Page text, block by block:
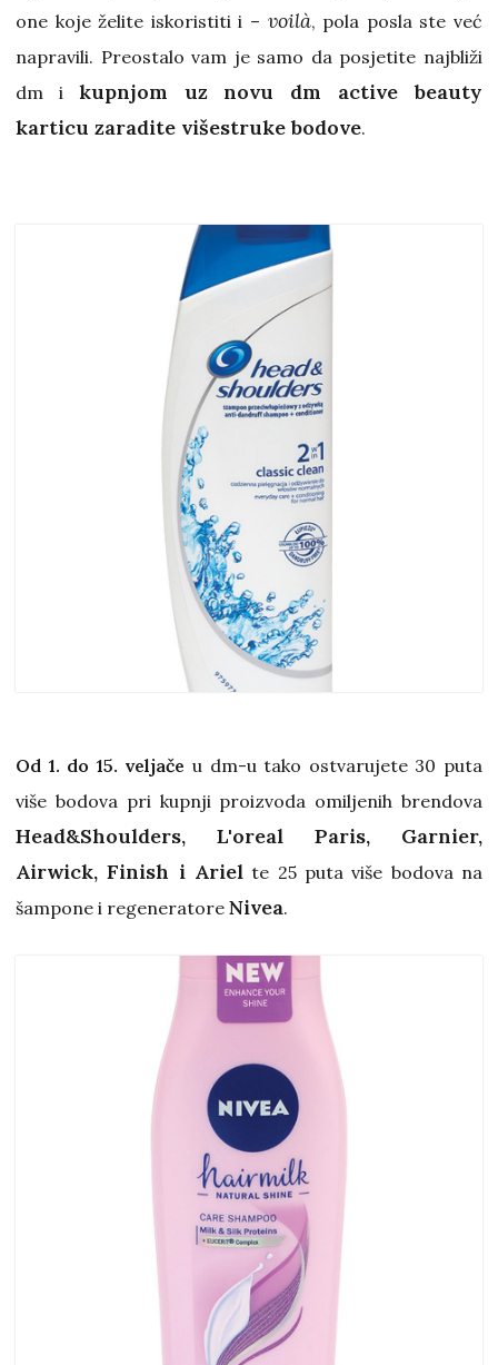
one koje želite iskoristiti i – voilà, pola posla ste već
napravili. Preostalo vam je samo da posjetite najbliži
dm i kupnjom uz novu dm active beauty
karticu zaradite višestruke bodove.
Od 1. do 15. veljače u dm-u tako ostvarujete 30 puta
više bodova pri kupnji proizvoda omiljenih brendova
Head&Shoulders, L'oreal Paris, Garnier,
Airwick, Finish i Ariel te 25 puta više bodova na
šampone i regeneratore Nivea.